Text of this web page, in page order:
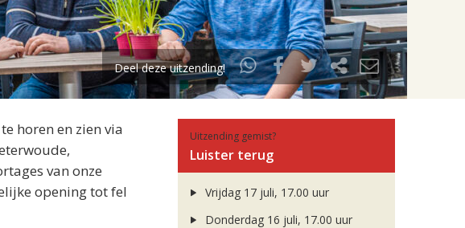
Deel deze uitzending!
horen en zien via
van onze
opening tot fel
Uitzending gemist?
Luister terug
Vrijdag 17 juli, 17.00 uur
Donderdag 16 juli, 17.00 uur